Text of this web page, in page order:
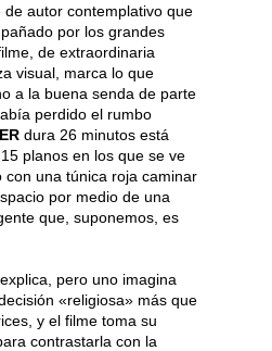
de autor contemplativo que
por los grandes
de extraordinaria
visual, marca lo que
a la buena senda de parte
perdido el rumbo
dura 26 minutos está
planos en los que se ve
con una túnica roja caminar
por medio de una
que, suponemos, es
pero uno imagina
«religiosa» más que
y el filme toma su
contrastarla con la